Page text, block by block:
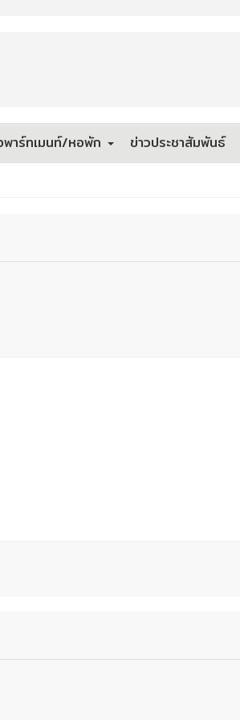
พาร์ทเมนท์/หอพัก ข่าวประชาสัมพันธ์